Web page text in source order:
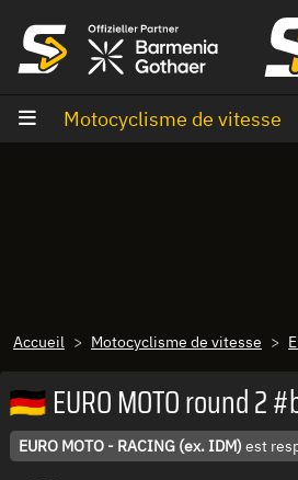
Motocyclisme de vitesse
Accueil Motocyclisme de vitesse
🇩🇪 EURO MOTO round 2
EURO MOTO - RACING (ex. IDM) est